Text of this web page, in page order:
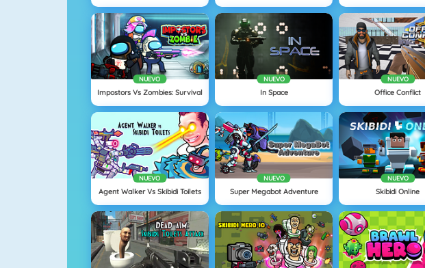
NUEVO
Impostors Vs Zombies: Survival
NUEVO
In Space
NUEVO
Office Conflict
NUEVO
Agent Walker Vs Skibidi Toilets
NUEVO
Super Megabot Adventure
NUEVO
Skibidi Online